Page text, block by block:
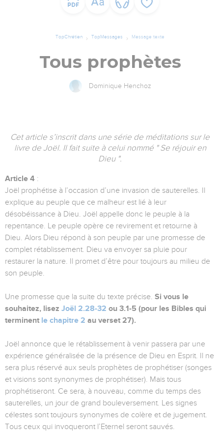
TopChrétien TopMessages Message texte
Tous prophètes
Dominique Henchoz
Cet article s’inscrit dans une série de méditations sur le
livre de Joël. Il fait suite à celui nommé " Se réjouir en
Dieu ".
Article 4 :
Joël prophétise à l’occasion d’une invasion de sauterelles. Il
explique au peuple que ce malheur est lié à leur
désobéissance à Dieu. Joël appelle donc le peuple à la
repentance. Le peuple opère ce revirement et retourne à
Dieu. Alors Dieu répond à son peuple par une promesse de
complet rétablissement. Dieu va envoyer sa pluie pour
restaurer la nature. Il promet d’être pour toujours au milieu de
son peuple.
Une promesse que la suite du texte précise. Si vous le
souhaitez, lisez Joël 2.28-32 ou 3.1-5 (pour les Bibles qui
terminent le chapitre 2 au verset 27).
Joël annonce que le rétablissement à venir passera par une
expérience généralisée de la présence de Dieu en Esprit. Il ne
sera plus réservé aux seuls prophètes de prophétiser (songes
et visions sont synonymes de prophétiser). Mais tous
prophétiseront. Ce sera, à nouveau, comme du temps des
sauterelles, un jour de grand bouleversement. Les signes
célestes sont toujours synonymes de colère et de jugement.
Tous ceux qui invoqueront l’Eternel seront sauvés.